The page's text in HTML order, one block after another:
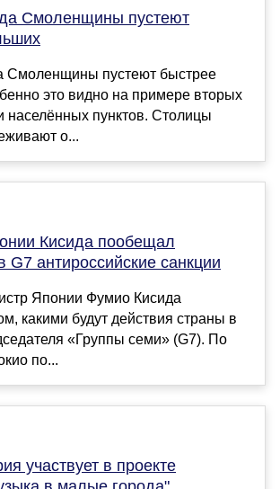
Смоленщины пустеют
Смоленщины пустеют быстрее
это видно на примере вторых
населённых пунктов. Столицы
о...
Кисида пообещал
G7 антироссийские санкции
Японии Фумио Кисида
какими будут действия страны в
«Группы семи» (G7). По
по...
участвует в проекте